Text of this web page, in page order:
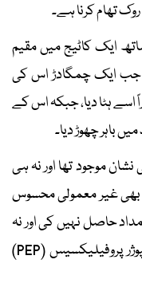
تھام کرنا ہے۔
ایک کاٹیج میں مقیم
جب ایک چمگادڑ اس کی
اسے ہٹا دیا، جبکہ اس کے
باہر چھوڑ دیا۔
موجود تھا اور نہ ہی
بھی غیر معمولی محسوس
حاصل نہیں کی اور نہ
ہی ریبیز سے بچاؤ کے لیے پوسٹ ایکسپوژر پروفیلیکسیس (PEP)